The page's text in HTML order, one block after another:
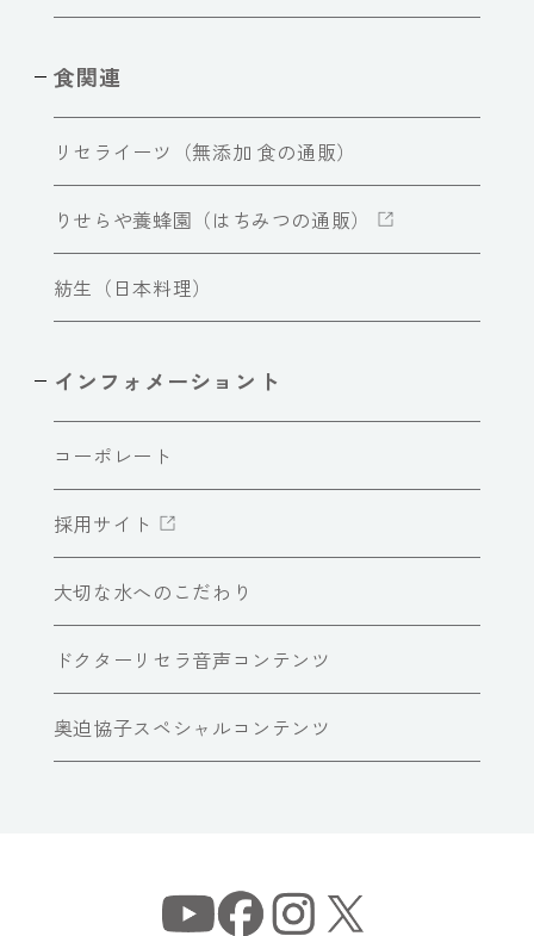
食関連
リセライーツ（無添加 食の通販）
りせらや養蜂園（はちみつの通販）
紡生（日本料理）
インフォメーショント
コーポレート
採用サイト
大切な水へのこだわり
ドクターリセラ音声コンテンツ
奥迫協子スペシャルコンテンツ